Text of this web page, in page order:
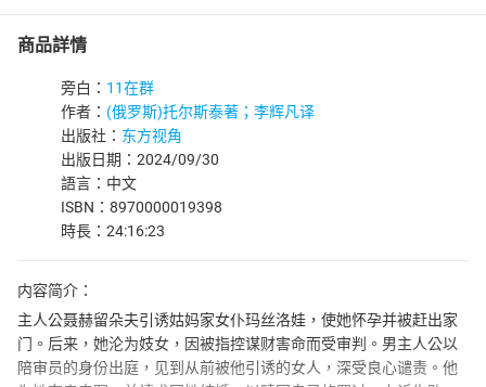
商品詳情
旁白： 11在群
作者： (俄罗斯)托尔斯泰著；李辉凡译
出版社： 东方视角
出版日期：2024/09/30
語言：中文
ISBN：8970000019398
時長：24:16:23
内容简介：
主人公聂赫留朵夫引诱姑妈家女仆玛丝洛娃，使她怀孕并被赶出家
门。后来，她沦为妓女，因被指控谋财害命而受审判。男主人公以
陪审员的身份出庭，见到从前被他引诱的女人，深受良心谴责。他